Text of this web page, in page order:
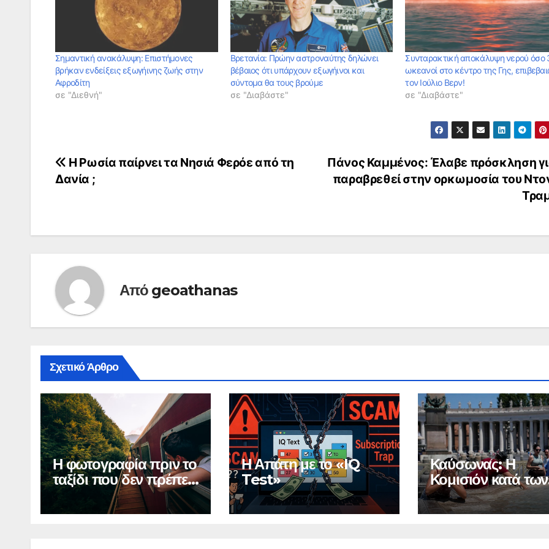
Σημαντική ανακάλυψη: Επιστήμονες
βρήκαν ενδείξεις εξωγήινης ζωής στην
Αφροδίτη
σε "Διεθνή"
Βρετανία: Πρώην αστροναύτης δηλώνει
βέβαιος ότι υπάρχουν εξωγήινοι και
σύντομα θα τους βρούμε
σε "Διαβάστε"
Συνταρακτική αποκάλυψη νερού όσο
ωκεανοί στο κέντρο της Γης,
τον Ιούλιο Βερν!
σε "Διαβάστε"
Πλοήγηση
άρθρων
Πάνος Καμμένος: Έλαβε πρόσκληση
παραβρεθεί στην ορκωμοσία του
Η Ρωσία παίρνει τα Νησιά Φερόε από τη
Δανία ;
Από geoathanas
Σχετικό Άρθρο
Η φωτογραφία πριν το
ταξίδι που δεν πρέπει
να δημοσιεύσετε
Η Απάτη με το «IQ
Test»
Καύσωνας: Η
Κομισιόν κατά των
αρνητών